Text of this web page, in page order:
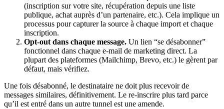
(inscription sur votre site, récupération depuis une liste
publique, achat auprès d’un partenaire, etc.). Cela implique un
processus pour capturer la source à chaque import et chaque
inscription.
Opt-out dans chaque message. Un lien “se désabonner”
fonctionnel dans chaque e-mail de marketing direct. La
plupart des plateformes (Mailchimp, Brevo, etc.) le gèrent par
défaut, mais vérifiez.
Une fois désabonné, le destinataire ne doit plus recevoir de
messages similaires, définitivement. Le re-inscrire plus tard parce
qu’il est entré dans un autre tunnel est une amende.